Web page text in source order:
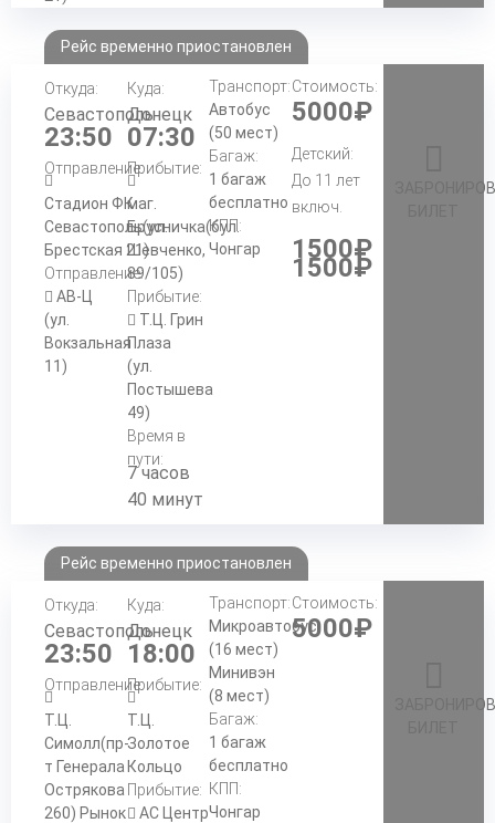
Рейс временно приостановлен
Откуда:
Севастополь
23:50
Отправление:
Стадион ФК
Севастополь(ул.
Брестская 21)
Отправление:
АВ-Ц
(ул.
Вокзальная
11)
Куда:
Донецк
07:30
Прибытие:
маг.
Брусничка(бул.
Шевченко,
89/105)
Прибытие:
Т.Ц. Грин
Плаза
(ул.
Постышева
49)
Время в
пути:
7 часов
40 минут
Транспорт:
Автобус
(50 мест)
Багаж:
1 багаж
бесплатно
КПП:
Чонгар
Стоимость:
5000₽
Детский:
До 11 лет
включ.
1500₽
1500₽
Рейс временно приостановлен
Откуда:
Севастополь
23:50
Отправление:
Т.Ц.
Симолл(пр-
т Генерала
Острякова
260) Рынок
Куда:
Донецк
18:00
Прибытие:
Т.Ц.
Золотое
Кольцо
Прибытие:
АС Центр
Транспорт:
Микроавтобус
(16 мест)
Минивэн
(8 мест)
Багаж:
1 багаж
бесплатно
КПП:
Чонгар
Стоимость:
5000₽